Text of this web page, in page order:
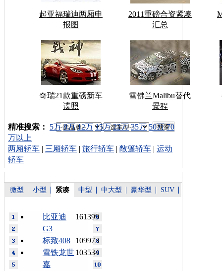
起亚福瑞迪两厢申
报图
2011重磅合资紧凑
汇总
奇瑞21款重磅新车
谍照
雪佛兰Malibu替代
景程
车型搜索：
精准搜索： 5万 8万 12万 15万 22万 35万 50万 70
万以上
两厢轿车 | 三厢轿车 | 旅行轿车 | 敞篷轿车 | 运动
轿车
微型 小型 紧凑 中型 中大型 豪华型 SUV
161399
比亚迪
G3
109973
标致408
103534
雪铁龙世
嘉